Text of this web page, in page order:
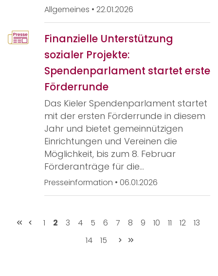
Allgemeines • 22.01.2026
Finanzielle Unterstützung
sozialer Projekte:
Spendenparlament startet erste
Förderrunde
Das Kieler Spendenparlament startet
mit der ersten Förderrunde in diesem
Jahr und bietet gemeinnützigen
Einrichtungen und Vereinen die
Möglichkeit, bis zum 8. Februar
Förderanträge für die…
Presseinformation • 06.01.2026
1 2 3 4 5 6 7 8 9 10 11 12
13
14
15